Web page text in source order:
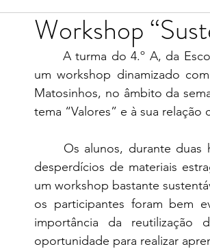
Desporto Escolar Clubes
Workshop
um workshop dinamizado
Matosinhos, no âmbito da
tema “Valores” e à sua relação
desperdícios de materiais
um workshop bastante
os participantes foram bem
importância da reutilização
oportunidade para realizar